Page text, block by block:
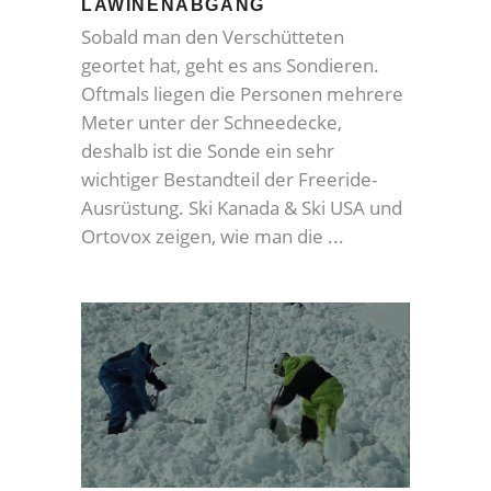
LAWINENABGANG
Sobald man den Verschütteten
geortet hat, geht es ans Sondieren.
Oftmals liegen die Personen mehrere
Meter unter der Schneedecke,
deshalb ist die Sonde ein sehr
wichtiger Bestandteil der Freeride-
Ausrüstung. Ski Kanada & Ski USA und
Ortovox zeigen, wie man die